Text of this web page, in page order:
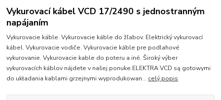
Vykurovací kábel VCD 17/2490 s jednostranným
napájaním
Vykurovacie káble. Vykurovacie káble do žľabov. Elektrický vykurovací
kábel. Vykurovacie vodiče. Vykurovacie káble pre podlahové
vykurovanie. Vykurovacie kable do poteru a iné. Široký výber
vykurovacích káblov nájdete v našej ponuke.ELEKTRA VCD są gotowymi
do układania kablami grzejnymi wyprodukowan... celý popis